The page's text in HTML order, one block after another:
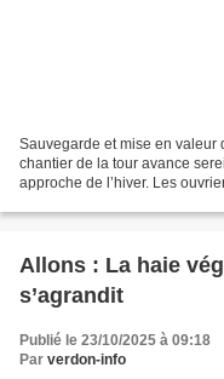
Sauvegarde et mise en valeur
chantier de la tour avance
approche de l’hiver. Les
Allons : La haie végétale : un
s’agrandit
Publié le 23/10/2025 à 09:18
Par verdon-info